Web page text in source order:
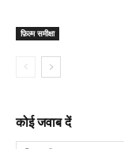
फ़िल्म समीक्षा
कोई जवाब दें